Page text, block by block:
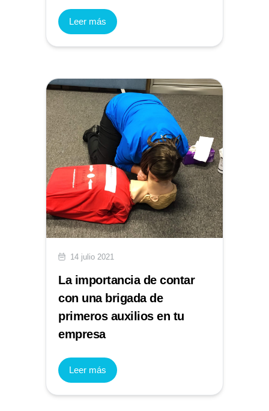
Leer más
14 julio 2021
La importancia de contar
con una brigada de
primeros auxilios en tu
empresa
Leer más